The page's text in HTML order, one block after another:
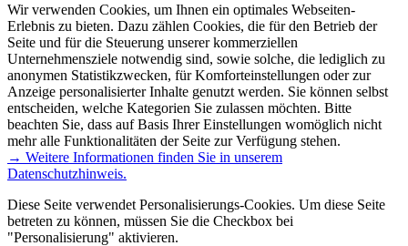
Wir verwenden Cookies, um Ihnen ein optimales Webseiten-
Erlebnis zu bieten. Dazu zählen Cookies, die für den Betrieb der
Seite und für die Steuerung unserer kommerziellen
Unternehmensziele notwendig sind, sowie solche, die lediglich zu
anonymen Statistikzwecken, für Komforteinstellungen oder zur
Anzeige personalisierter Inhalte genutzt werden. Sie können selbst
entscheiden, welche Kategorien Sie zulassen möchten. Bitte
beachten Sie, dass auf Basis Ihrer Einstellungen womöglich nicht
mehr alle Funktionalitäten der Seite zur Verfügung stehen.
→ Weitere Informationen finden Sie in unserem
Datenschutzhinweis.
Diese Seite verwendet Personalisierungs-Cookies. Um diese Seite
betreten zu können, müssen Sie die Checkbox bei
"Personalisierung" aktivieren.